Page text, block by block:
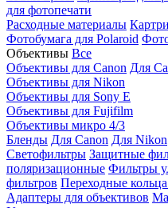
для фотопечати
Расходные материалы
Фотобумага для Polaroid
Объективы Все
Объективы для Canon Для
Объективы для Nikon
Объективы для Sony E
Объективы для Fujifilm
Объективы микро 4/3
Бленды Для Canon Для Nikon
Светофильтры Защитные
поляризационные Фильтры
фильтров Переходные
Адаптеры для объективов